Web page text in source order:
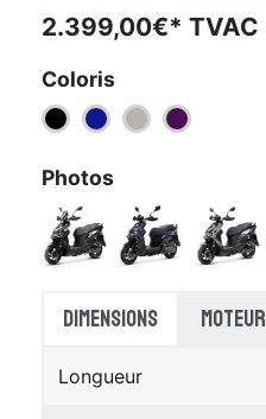
2.399,00€* TVAC
Coloris
Photos
Dimensions Moteur
Longueur